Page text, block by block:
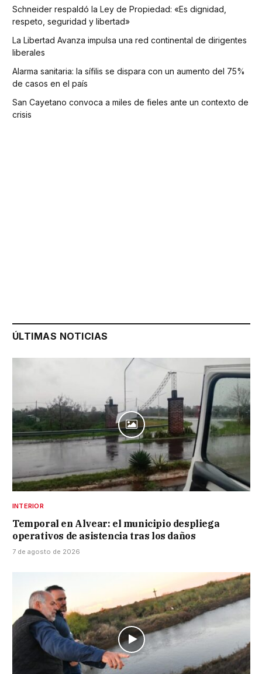
Schneider respaldó la Ley de Propiedad: «Es dignidad,
respeto, seguridad y libertad»
La Libertad Avanza impulsa una red continental de dirigentes
liberales
Alarma sanitaria: la sífilis se dispara con un aumento del 75%
de casos en el país
San Cayetano convoca a miles de fieles ante un contexto de
crisis
ÚLTIMAS NOTICIAS
INTERIOR
Temporal en Alvear: el municipio despliega
operativos de asistencia tras los daños
7 de agosto de 2026